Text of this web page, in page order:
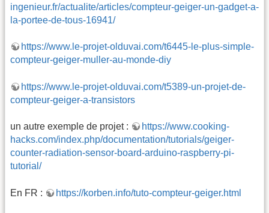
ingenieur.fr/actualite/articles/compteur-geiger-un-gadget-a-
la-portee-de-tous-16941/
https://www.le-projet-olduvai.com/t6445-le-plus-simple-
compteur-geiger-muller-au-monde-diy
https://www.le-projet-olduvai.com/t5389-un-projet-de-
compteur-geiger-a-transistors
un autre exemple de projet :
https://www.cooking-
hacks.com/index.php/documentation/tutorials/geiger-
counter-radiation-sensor-board-arduino-raspberry-pi-
tutorial/
En FR : https://korben.info/tuto-compteur-geiger.html